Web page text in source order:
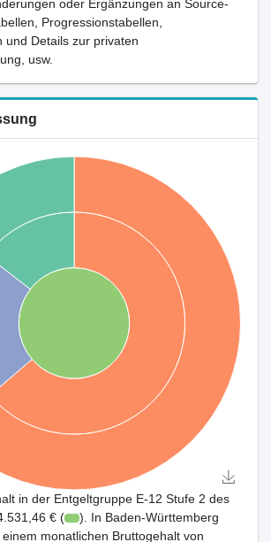
oder Ergänzungen an Source-
Progressionstabellen,
und Details zur privaten
usw.
in der Entgeltgruppe E-12 Stufe 2 des
€ (
). In Baden-Württemberg
monatlichen Bruttogehalt von